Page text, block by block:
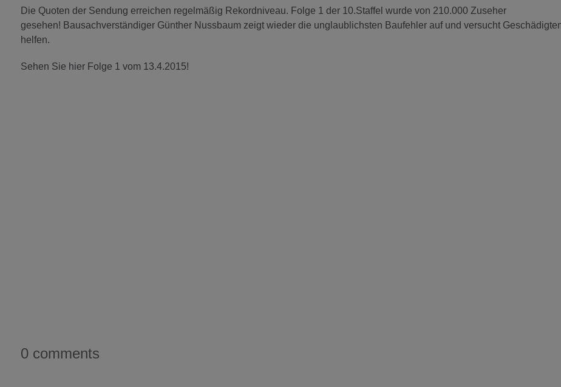
Die Quoten der Sendung erreichen regelmäßig Rekordniveau. Folge 1 der 10.Staffel wurde von 210.000 Zuseher
gesehen! Bausachverständiger Günther Nussbaum zeigt wieder die unglaublichsten Baufehler auf und versucht
helfen.
Sehen Sie hier Folge 1 vom 13.4.2015!
0 comments